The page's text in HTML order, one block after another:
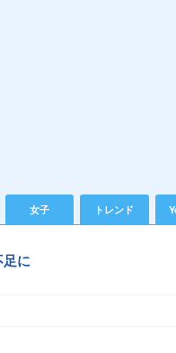
女子 トレンド
に